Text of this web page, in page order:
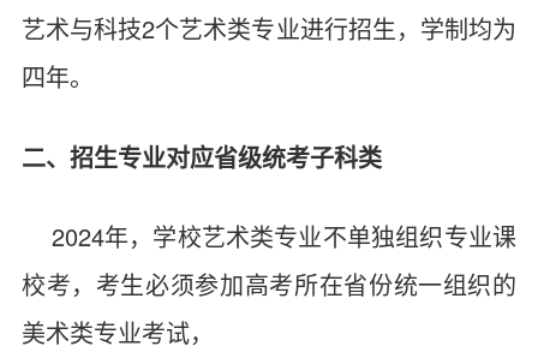
艺术与科技2个艺术类专业进行招生，学制均为
四年。
二、招生专业对应省级统考子科类
2024年，学校艺术类专业不单独组织专业课
校考，考生必须参加高考所在省份统一组织的
美术类专业考试，